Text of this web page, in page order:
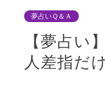
夢占いＱ＆Ａ
【夢占い
人差指だ